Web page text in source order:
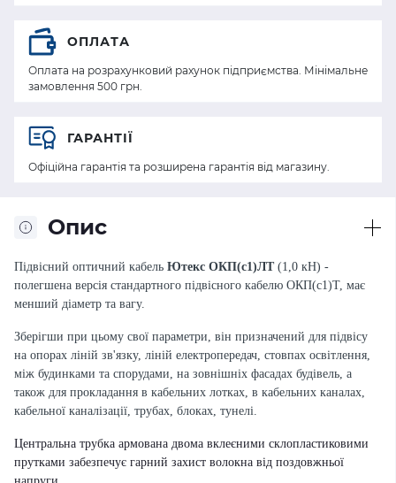
Опис
Підвісний оптичний кабель Ютекс ОКП(с1)ЛТ (1,0 кН) -
полегшена версія стандартного підвісного кабелю ОКП(с1)Т, має
менший діаметр та вагу.
Зберігши при цьому свої параметри, він призначений для підвісу
на опорах ліній зв'язку, ліній електропередач, стовпах освітлення,
між будинками та спорудами, на зовнішніх фасадах будівель, а
також для прокладання в кабельних лотках, в кабельних каналах,
кабельної каналізації, трубах, блоках, тунелі.
Центральна трубка армована двома вклеєними склопластиковими
прутками забезпечує гарний захист волокна від поздовжньої
ОПЛАТА
Оплата на розрахунковий рахунок підприємства. Мінімальне
замовлення 500 грн.
ГАРАНТІЇ
Офіційна гарантія та розширена гарантія від магазину.